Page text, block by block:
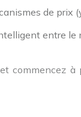
de prix
entre le
commencez